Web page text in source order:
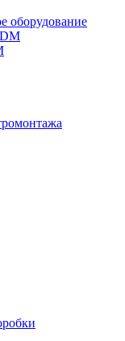
оборудование